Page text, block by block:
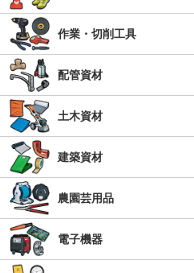
作業・切削工具
配管資材
土木資材
建築資材
農園芸用品
電子機器